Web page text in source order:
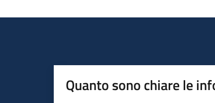
Quanto sono chiare le